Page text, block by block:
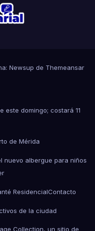
Newsup de Themeansar
este domingo; costará 11
de Mérida
nuevo albergue para niños
ResidencialContacto
de la ciudad
Collection, un sitio de